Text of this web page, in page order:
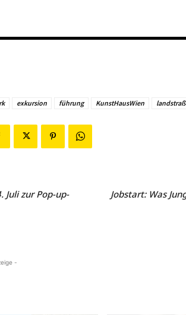
exkursion führung KunstHausWien
Juli zur Pop-up-
Jobstart: Was
-